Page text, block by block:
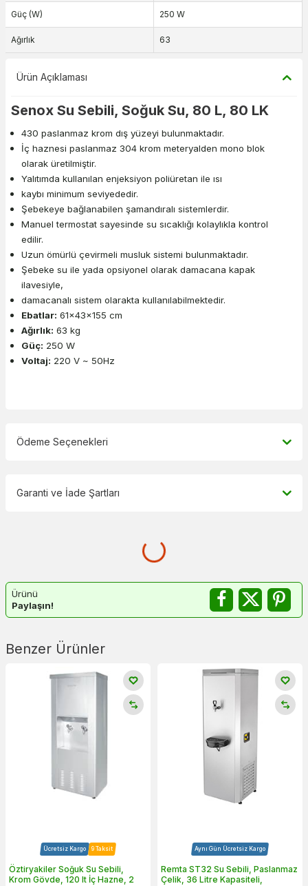
Güç (W) 250 W
Ağırlık 63
Ürün Açıklaması
Senox Su Sebili, Soğuk Su, 80 L, 80 LK
430 paslanmaz krom dış yüzeyi bulunmaktadır.
İç haznesi paslanmaz 304 krom meteryalden mono blok
olarak üretilmiştir.
Yalıtımda kullanılan enjeksiyon poliüretan ile ısı
kaybı minimum seviyededir.
Şebekeye bağlanabilen şamandıralı sistemlerdir.
Manuel termostat sayesinde su sıcaklığı kolaylıkla kontrol
edilir.
Uzun ömürlü çevirmeli musluk sistemi bulunmaktadır.
Şebeke su ile yada opsiyonel olarak damacana kapak
ilavesiyle,
damacanalı sistem olarakta kullanılabilmektedir.
Ebatlar: 61x43x155 cm
Ağırlık: 63 kg
Güç: 250 W
Voltaj: 220 V ~ 50Hz
Ödeme Seçenekleri
Garanti ve İade Şartları
Ürünü
Paylaşın!
Benzer Ürünler
Ücretsiz Kargo 9 Taksit
Öztiryakiler Soğuk Su Sebili,
Krom Gövde, 120 lt İç Hazne, 2
Aynı Gün Ücretsiz Kargo
Remta ST32 Su Sebili, Paslanmaz
Çelik, 36 Litre Kapasiteli,